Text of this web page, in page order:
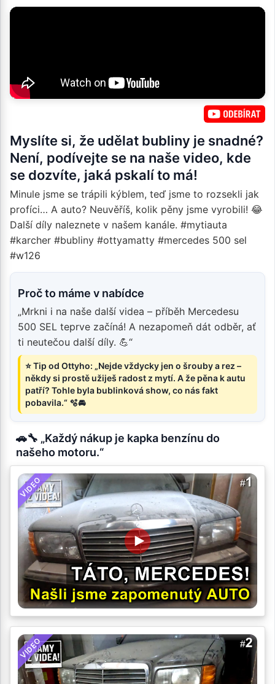
Myslíte si, že udělat bubliny je snadné?
Není, podívejte se na naše video, kde
se dozvíte, jaká pskalí to má!
Minule jsme se trápili kýblem, teď jsme to rozsekli jak
profíci… A auto? Neuvěříš, kolik pěny jsme vyrobili! 😂
Další díly naleznete v našem kanále. #mytiauta
#karcher #bubliny #ottyamatty #mercedes 500 sel
#w126
Proč to máme v nabídce
„Mrkni i na naše další videa – příběh Mercedesu
500 SEL teprve začíná! A nezapomeň dát odběr, ať
ti neutečou další díly. 💪“
⭐ Tip od Ottyho: „Nejde vždycky jen o šrouby a rez –
někdy si prostě užiješ radost z mytí. A že pěna k autu
patří? Tohle byla bublinková show, co nás fakt
pobavila.“ 🫧🚘
🚗🔧 „Každý nákup je kapka benzínu do
našeho motoru.“
VIDEO
VIDEO